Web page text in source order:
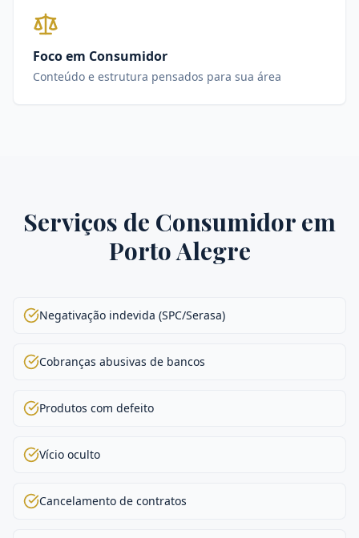
Foco em Consumidor
Conteúdo e estrutura pensados para sua área
Serviços de Consumidor em
Porto Alegre
Negativação indevida (SPC/Serasa)
Cobranças abusivas de bancos
Produtos com defeito
Vício oculto
Cancelamento de contratos